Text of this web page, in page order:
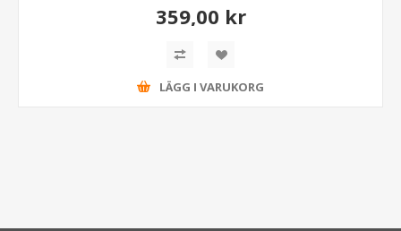
359,00 kr
LÄGG I VARUKORG